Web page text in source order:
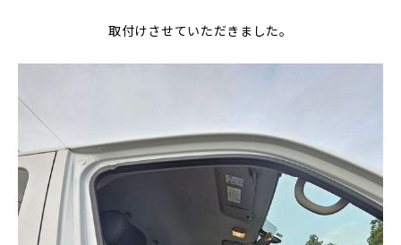
取付けさせていただきました。